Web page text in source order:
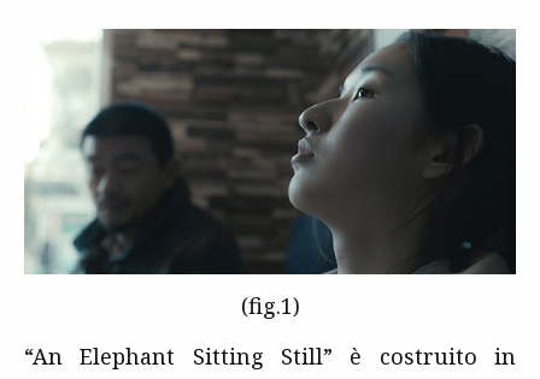
(fig.1)
“An Elephant Sitting Still” è costruito in